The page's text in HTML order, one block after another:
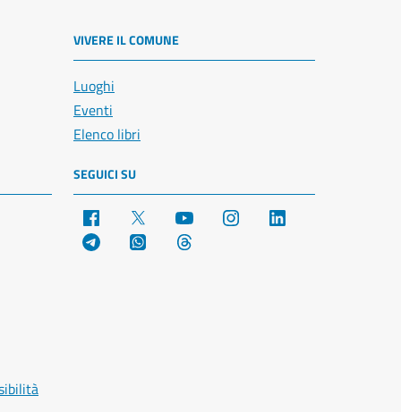
VIVERE IL COMUNE
Luoghi
Eventi
Elenco libri
SEGUICI SU
Facebook YouTube Instagram
Telegram WhatsApp